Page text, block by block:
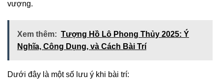
vượng.
Xem thêm: Tượng Hồ Lô Phong Thủy 2025: Ý
Nghĩa, Công Dụng, và Cách Bài Trí
Dưới đây là một số lưu ý khi bài trí: